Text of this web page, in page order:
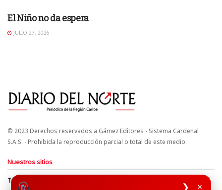
❯ ×
El Niño no da espera
JULIO 27, 2026
© 2023 Derechos reservados a Gámez Editores - Sistema Cardenal
S.A.S. - Prohibida la reproducción parcial o total de este medio.
Nuestros sitios
Términos y Condiciones
Derechos de Autor y Propiedad Intelectual